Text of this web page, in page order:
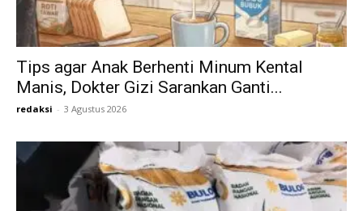
Tips agar Anak Berhenti Minum Kental
Manis, Dokter Gizi Sarankan Ganti...
redaksi - 3 Agustus 2026